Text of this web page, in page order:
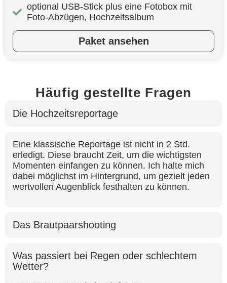
optional USB-Stick plus eine Fotobox mit
Foto-Abzügen, Hochzeitsalbum
Paket ansehen
Häufig gestellte Fragen
Die Hochzeitsreportage
Eine klassische Reportage ist nicht in 2 Std.
erledigt. Diese braucht Zeit, um die wichtigsten
Momenten einfangen zu können. Ich halte mich
dabei möglichst im Hintergrund, um gezielt jeden
wertvollen Augenblick festhalten zu können.
Das Brautpaarshooting
Was passiert bei Regen oder schlechtem
Wetter?